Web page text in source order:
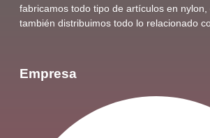
fabricamos todo tipo de artículos en nylon,
también distribuimos todo lo relacionado
Empresa